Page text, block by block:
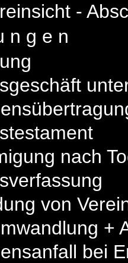
-
n g e n
nach
von
+
bei